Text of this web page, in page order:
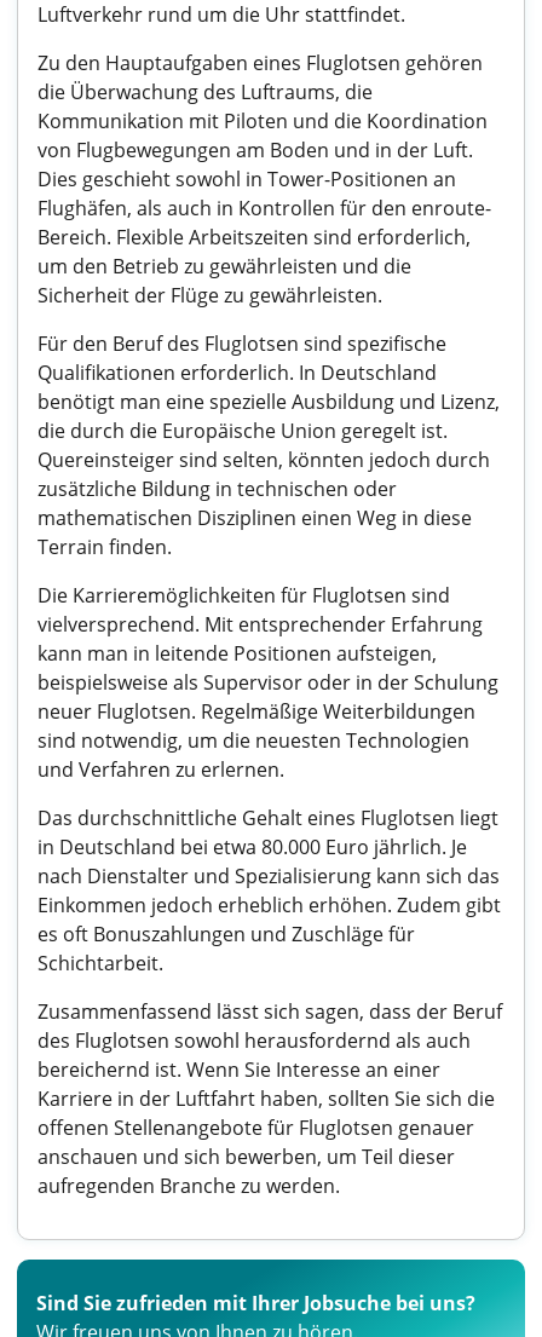
Luftverkehr rund um die Uhr stattfindet.
Zu den Hauptaufgaben eines Fluglotsen gehören
die Überwachung des Luftraums, die
Kommunikation mit Piloten und die Koordination
von Flugbewegungen am Boden und in der Luft.
Dies geschieht sowohl in Tower-Positionen an
Flughäfen, als auch in Kontrollen für den enroute-
Bereich. Flexible Arbeitszeiten sind erforderlich,
um den Betrieb zu gewährleisten und die
Sicherheit der Flüge zu gewährleisten.
Für den Beruf des Fluglotsen sind spezifische
Qualifikationen erforderlich. In Deutschland
benötigt man eine spezielle Ausbildung und Lizenz,
die durch die Europäische Union geregelt ist.
Quereinsteiger sind selten, könnten jedoch durch
zusätzliche Bildung in technischen oder
mathematischen Disziplinen einen Weg in diese
Terrain finden.
Die Karrieremöglichkeiten für Fluglotsen sind
vielversprechend. Mit entsprechender Erfahrung
kann man in leitende Positionen aufsteigen,
beispielsweise als Supervisor oder in der Schulung
neuer Fluglotsen. Regelmäßige Weiterbildungen
sind notwendig, um die neuesten Technologien
und Verfahren zu erlernen.
Das durchschnittliche Gehalt eines Fluglotsen liegt
in Deutschland bei etwa 80.000 Euro jährlich. Je
nach Dienstalter und Spezialisierung kann sich das
Einkommen jedoch erheblich erhöhen. Zudem gibt
es oft Bonuszahlungen und Zuschläge für
Schichtarbeit.
Zusammenfassend lässt sich sagen, dass der Beruf
des Fluglotsen sowohl herausfordernd als auch
bereichernd ist. Wenn Sie Interesse an einer
Karriere in der Luftfahrt haben, sollten Sie sich die
offenen Stellenangebote für Fluglotsen genauer
anschauen und sich bewerben, um Teil dieser
aufregenden Branche zu werden.
Sind Sie zufrieden mit Ihrer Jobsuche bei uns?